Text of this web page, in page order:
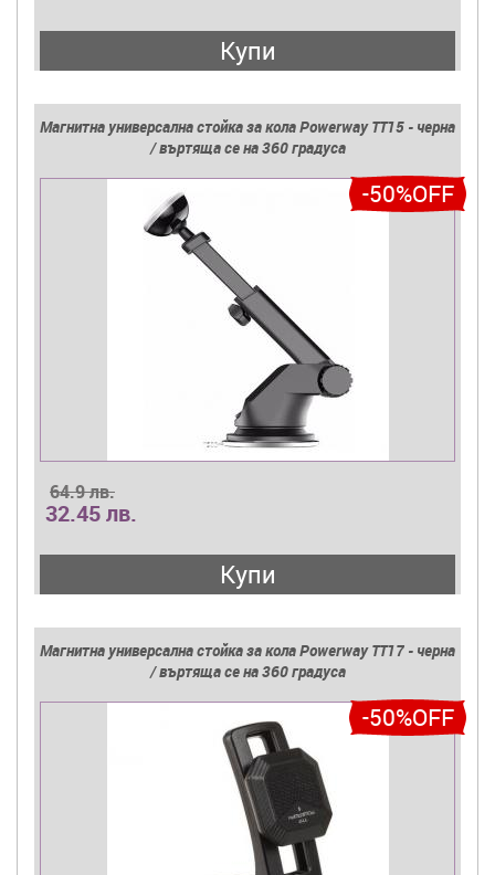
Купи
Магнитна универсална стойка за кола Powerway TT15 - черна
/ въртяща се на 360 градуса
-50%OFF
64.9 лв.
32.45 лв.
Купи
Магнитна универсална стойка за кола Powerway TT17 - черна
/ въртяща се на 360 градуса
-50%OFF